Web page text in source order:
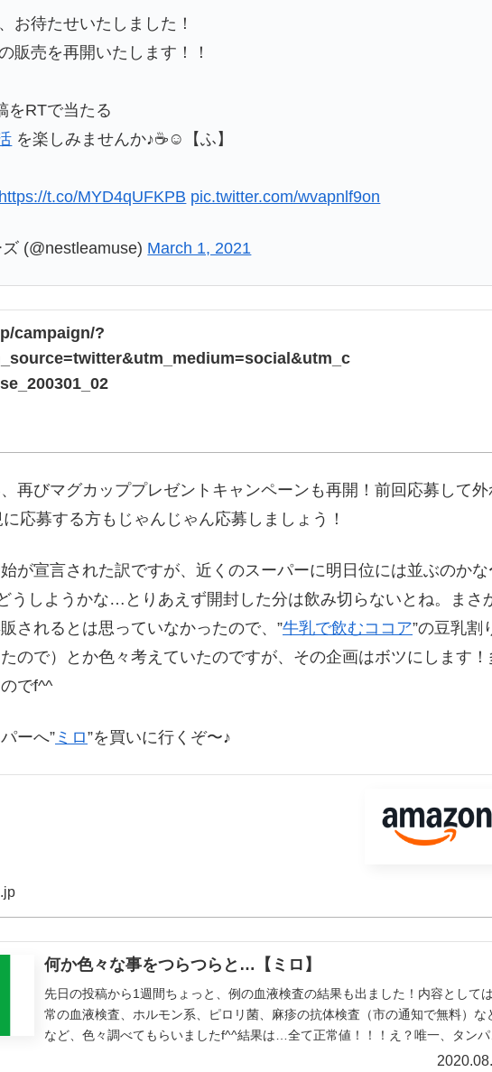
お待たせいたしました！
販売を再開いたします！！
をRTで当たる
を楽しみませんか♪☕☺【ふ】
https://t.co/MYD4qUFKPB pic.twitter.com/wvapnlf9on
(@nestleamuse) March 1, 2021
campaign/?
再びマグカッププレゼントキャンペーンも再開！前回応募して
に応募する方もじゃんじゃん応募しましょう！
が宣言された訳ですが、近くのスーパーに明日位には並ぶのかな
うしようかな…とりあえず開封した分は飲み切らないとね。まさ
されるとは思っていなかったので、”牛乳で飲むココア”の豆乳割
ので）とか色々考えていたのですが、その企画はボツにします
でf^^
ーへ”ミロ”を買いに行くぞ〜♪
何か色々な事をつらつらと…【ミロ】
先日の投稿から1週間ちょっと、例の血液検査の結果も出ました！内容として
常の血液検査、ホルモン系、ピロリ菌、麻疹の抗体検査（市の通知で無料）な
など、色々調べてもらいましたf^^結果は…全て正常値！！！え？唯一、タンパ